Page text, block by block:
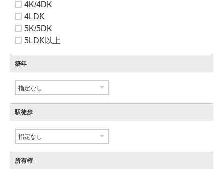
4K/4DK
4LDK
5K/5DK
5LDK以上
築年
駅徒歩
所有権